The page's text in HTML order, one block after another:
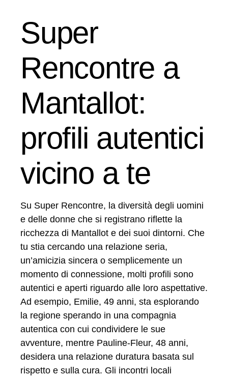
Super
Rencontre a
Mantallot:
profili autentici
vicino a te
Su Super Rencontre, la diversità degli uomini
e delle donne che si registrano riflette la
ricchezza di Mantallot e dei suoi dintorni. Che
tu stia cercando una relazione seria,
un’amicizia sincera o semplicemente un
momento di connessione, molti profili sono
autentici e aperti riguardo alle loro aspettative.
Ad esempio, Emilie, 49 anni, sta esplorando
la regione sperando in una compagnia
autentica con cui condividere le sue
avventure, mentre Pauline-Fleur, 48 anni,
desidera una relazione duratura basata sul
rispetto e sulla cura. Gli incontri locali